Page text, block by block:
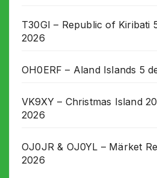
T30GI – Republic of Kiribati
2026
OH0ERF – Aland Islands 5
VK9XY – Christmas Island
2026
OJ0JR & OJ0YL – Märket
2026